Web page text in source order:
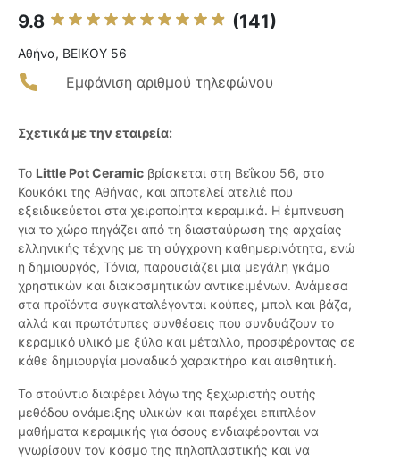
9.8 (141)
Αθήνα, ΒΕΙΚΟΥ 56
Εμφάνιση αριθμού τηλεφώνου
Σχετικά με την εταιρεία:
Το Little Pot Ceramic βρίσκεται στη Βεΐκου 56, στο
Κουκάκι της Αθήνας, και αποτελεί ατελιέ που
εξειδικεύεται στα χειροποίητα κεραμικά. Η έμπνευση
για το χώρο πηγάζει από τη διασταύρωση της αρχαίας
ελληνικής τέχνης με τη σύγχρονη καθημερινότητα, ενώ
η δημιουργός, Τόνια, παρουσιάζει μια μεγάλη γκάμα
χρηστικών και διακοσμητικών αντικειμένων. Ανάμεσα
στα προϊόντα συγκαταλέγονται κούπες, μπολ και βάζα,
αλλά και πρωτότυπες συνθέσεις που συνδυάζουν το
κεραμικό υλικό με ξύλο και μέταλλο, προσφέροντας σε
κάθε δημιουργία μοναδικό χαρακτήρα και αισθητική.
Το στούντιο διαφέρει λόγω της ξεχωριστής αυτής
μεθόδου ανάμειξης υλικών και παρέχει επιπλέον
μαθήματα κεραμικής για όσους ενδιαφέρονται να
γνωρίσουν τον κόσμο της πηλοπλαστικής και να